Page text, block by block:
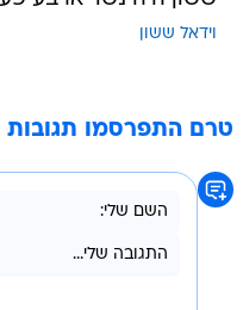
וידאל ששון
טרם התפרסמו תגובות